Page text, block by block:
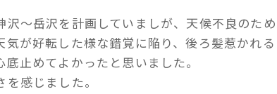
～岳沢を計画していましが、天候不良のため
が好転した様な錯覚に陥り、後ろ髪惹かれる
止めてよかったと思いました。
感じました。